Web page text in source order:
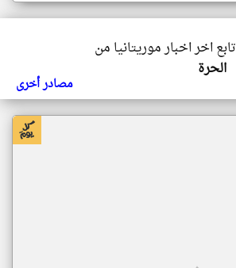
تابع اخر اخبار موريتانيا من
الحرة
مصادر أخرى